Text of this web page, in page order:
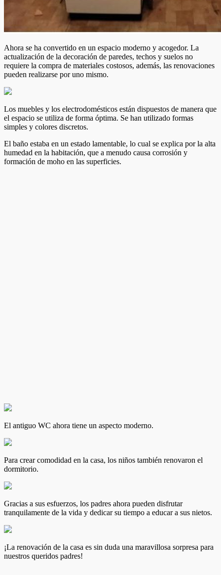
Ahora se ha convertido en un espacio moderno y acogedor. La
actualización de la decoración de paredes, techos y suelos no
requiere la compra de materiales costosos, además, las renovaciones
pueden realizarse por uno mismo.
Los muebles y los electrodomésticos están dispuestos de manera que
el espacio se utiliza de forma óptima. Se han utilizado formas
simples y colores discretos.
El baño estaba en un estado lamentable, lo cual se explica por la alta
humedad en la habitación, que a menudo causa corrosión y
formación de moho en las superficies.
El antiguo WC ahora tiene un aspecto moderno.
Para crear comodidad en la casa, los niños también renovaron el
dormitorio.
Gracias a sus esfuerzos, los padres ahora pueden disfrutar
tranquilamente de la vida y dedicar su tiempo a educar a sus nietos.
¡La renovación de la casa es sin duda una maravillosa sorpresa para
nuestros queridos padres!